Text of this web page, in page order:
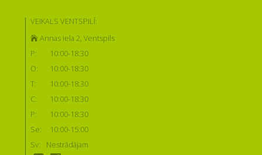
VEIKALS VENTSPILĪ:
Annas iela 2, Ventspils
P:
10:00-18:30
O:
10:00-18:30
T:
10:00-18:30
C:
10:00-18:30
P:
10:00-18:30
Se:
10:00-15:00
Sv:
Nestrādājam